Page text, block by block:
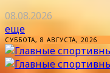
08.08.2026
еще
СУББОТА, 8 АВГУСТА, 2026